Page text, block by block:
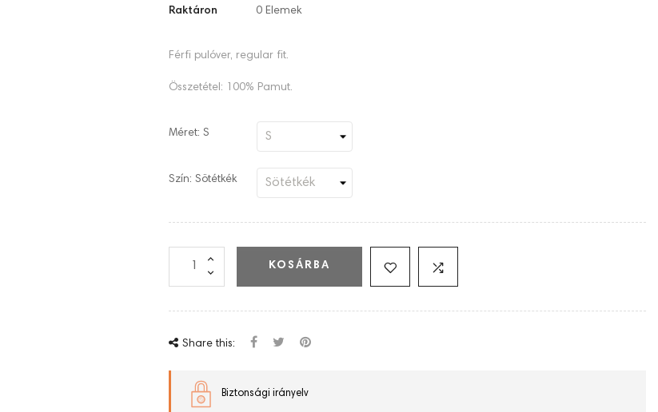
Raktáron
0 Elemek
Férfi pulóver, regular fit.
Összetétel: 100% Pamut.
Méret: S
Szín: Sötétkék
KOSÁRBA
Share this:
Biztonsági irányelv